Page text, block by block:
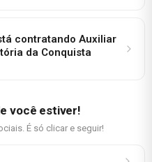
contratando Auxiliar
da Conquista
você estiver!
É só clicar e seguir!